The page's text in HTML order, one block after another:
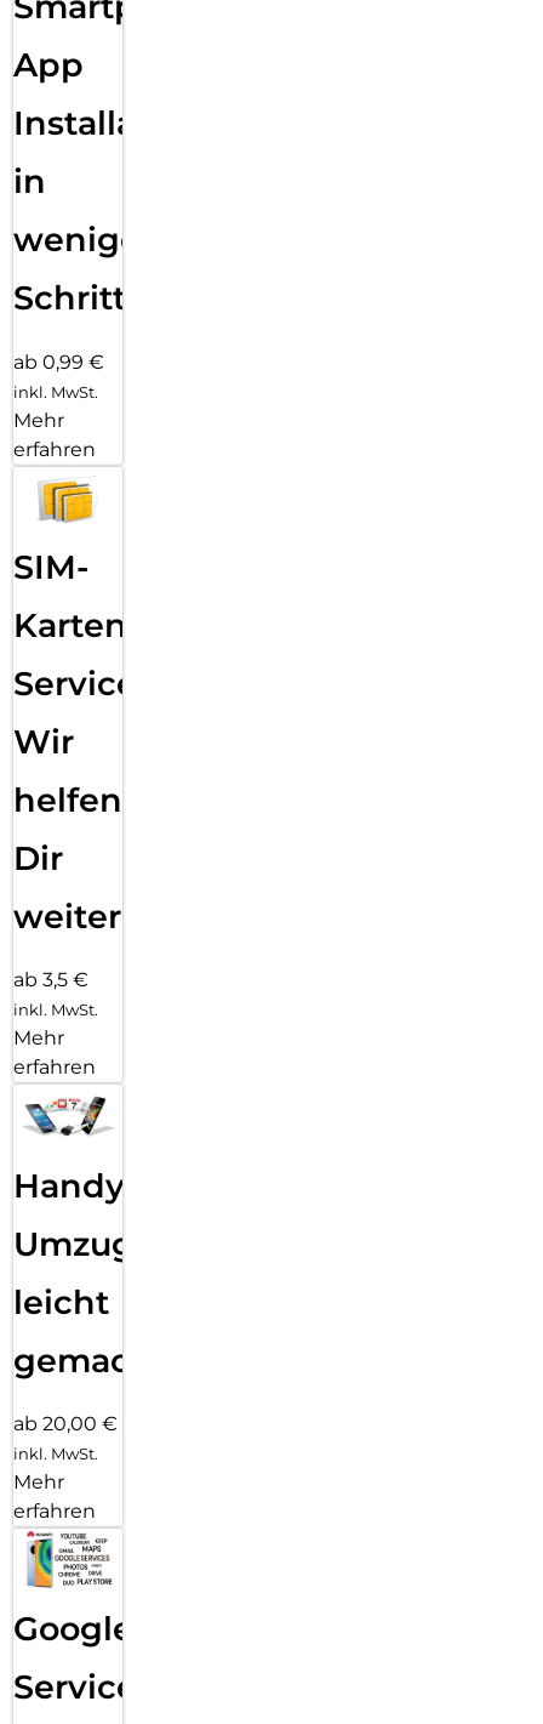
App
Installation
in
wenigen
Schritten
ab 0,99 €
inkl. MwSt.
Mehr
erfahren
SIM-
Karten
Service:
Wir
helfen
Dir
weiter
ab 3,5 €
inkl. MwSt.
Mehr
erfahren
Handy
Umzug
leicht
gemacht!
ab 20,00 €
inkl. MwSt.
Mehr
erfahren
Google
Services